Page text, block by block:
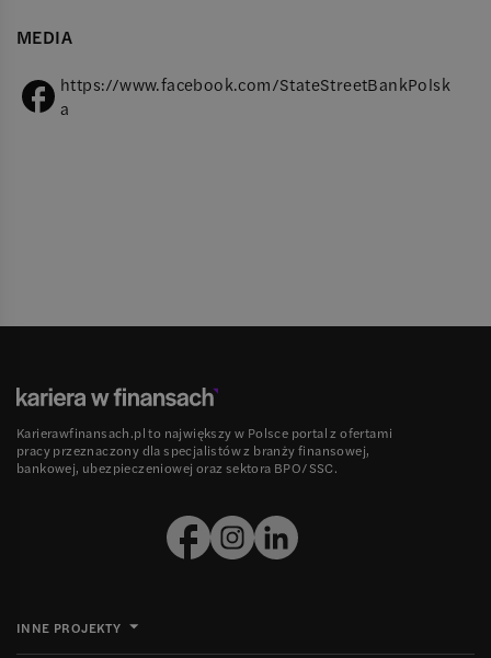
MEDIA
https://www.facebook.com/StateStreetBankPolsk
a
Karierawfinansach.pl to największy w Polsce portal z ofertami
pracy przeznaczony dla specjalistów z branży finansowej,
bankowej, ubezpieczeniowej oraz sektora BPO/SSC.
INNE PROJEKTY